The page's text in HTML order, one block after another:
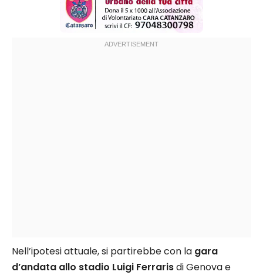
Nell’ipotesi attuale, si partirebbe con la gara
d’andata allo stadio Luigi Ferrarisdi Genova e